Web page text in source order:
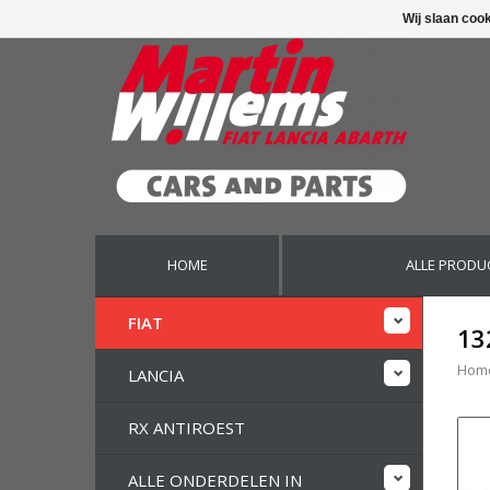
HOME ALLE
FIAT
LANCIA
RX ANTIROEST
ALLE ONDERDELEN IN
Wij slaan